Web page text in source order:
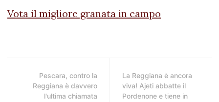
Vota il migliore granata in campo
Pescara, contro la
Reggiana è davvero
l'ultima chiamata
La Reggiana è ancora
viva! Ajeti abbatte il
Pordenone e tiene in